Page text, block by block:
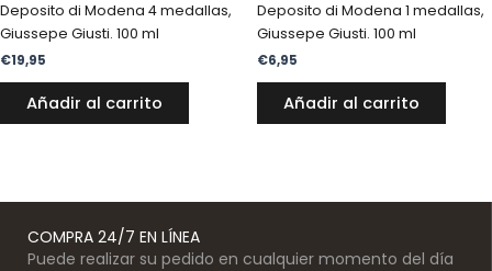
Deposito di Modena 4 medallas,
Giussepe Giusti. 100 ml
€19,95
Añadir al carrito
Deposito di Modena 1 medallas,
Giussepe Giusti. 100 ml
€6,95
Añadir al carrito
COMPRA 24/7 EN LÍNEA
Puede realizar su pedido en cualquier momento del día